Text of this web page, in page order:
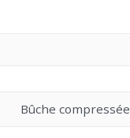
Bûche compressée